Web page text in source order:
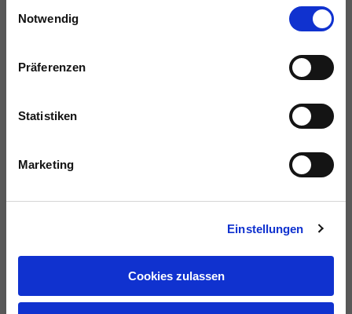
Notwendig
Präferenzen
Statistiken
Marketing
Einstellungen
Cookies zulassen
Vest Vespa 80 Field jacket Vespa 80
th
NEU
th